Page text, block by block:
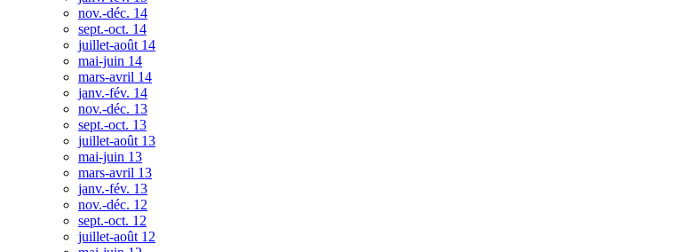
nov.-déc. 14
sept.-oct. 14
juillet-août 14
mai-juin 14
mars-avril 14
janv.-fév. 14
nov.-déc. 13
sept.-oct. 13
juillet-août 13
mai-juin 13
mars-avril 13
janv.-fév. 13
nov.-déc. 12
sept.-oct. 12
juillet-août 12